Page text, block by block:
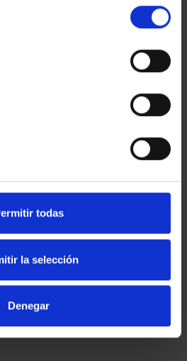
todas
la selección
Denegar
Sólo para usuarios
registrados
PROVINCIA 4
registrados